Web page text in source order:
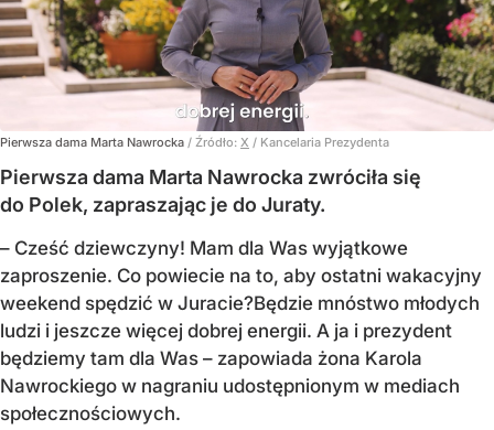
Pierwsza dama Marta Nawrocka / Źródło: X / Kancelaria Prezydenta
Pierwsza dama Marta Nawrocka zwróciła się
do Polek, zapraszając je do Juraty.
– Cześć dziewczyny! Mam dla Was wyjątkowe
zaproszenie. Co powiecie na to, aby ostatni wakacyjny
weekend spędzić w Juracie?Będzie mnóstwo młodych
ludzi i jeszcze więcej dobrej energii. A ja i prezydent
będziemy tam dla Was – zapowiada żona Karola
Nawrockiego w nagraniu udostępnionym w mediach
społecznościowych.